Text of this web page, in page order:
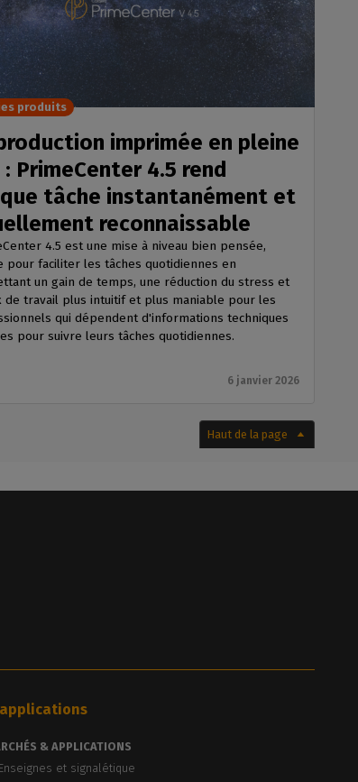
imprimée en pleine
: PrimeCenter 4.5 rend
tâche instantanément et
reconnaissable
4.5 est une mise à niveau bien pensée,
pour faciliter les tâches quotidiennes en
un gain de temps, une réduction du stress et
de travail plus intuitif et plus maniable pour les
qui dépendent d'informations techniques
pour suivre leurs tâches quotidiennes.
6 janvier 2026
produits
Haut de la page
& APPLICATIONS
Enseignes et signalétique